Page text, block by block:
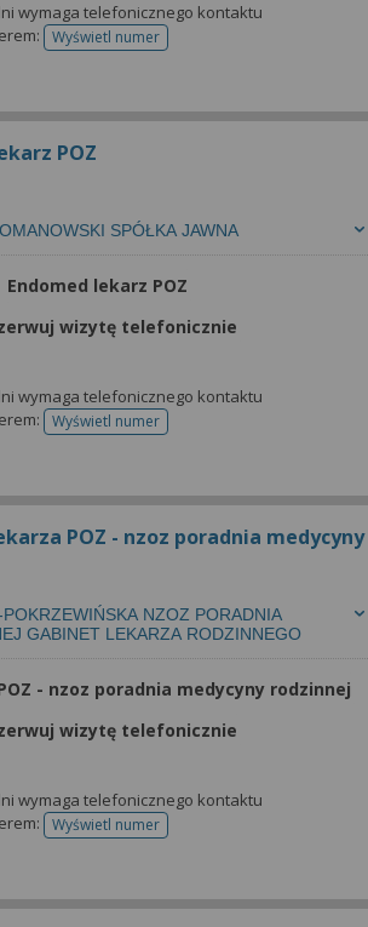
wymaga telefonicznego kontaktu
Wyświetl numertelefonu do rejestracji
POZ
SPÓŁKA JAWNA
Endomed lekarz POZ
wizytę telefonicznie
wymaga telefonicznego kontaktu
Wyświetl numertelefonu do rejestracji
POZ - nzoz poradnia medycyny
NZOZ PORADNIA
GABINET LEKARZA RODZINNEGO
- nzoz poradnia medycyny rodzinnej
wizytę telefonicznie
wymaga telefonicznego kontaktu
Wyświetl numertelefonu do rejestracji